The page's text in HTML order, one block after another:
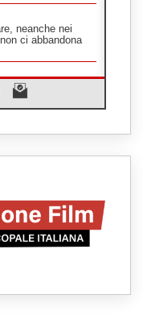
neanche nei
ci abbandona
conflitto tra
convegno su
la costruzione di